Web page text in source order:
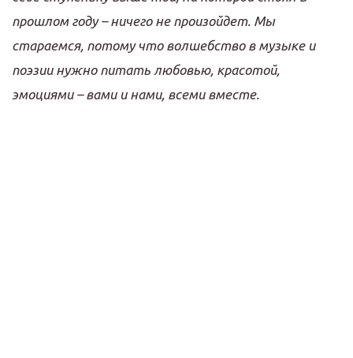
прошлом году–ничего не произойдет. Мы
стараемся, потому что волшебство в музыке и
поэзии нужно питать любовью, красотой,
эмоциями–вами и нами, всеми вместе.